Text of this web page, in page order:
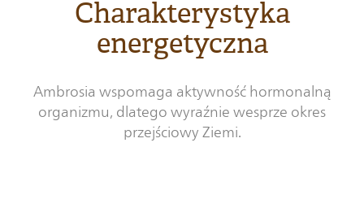
Charakterystyka
energetyczna
Ambrosia wspomaga aktywność hormonalną
organizmu, dlatego wyraźnie wesprze okres
przejściowy Ziemi.